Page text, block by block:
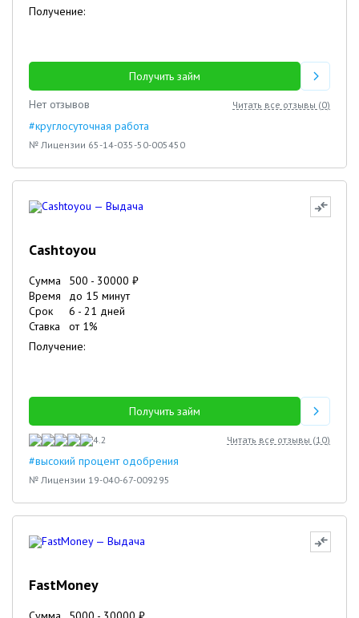
Получение:
Получить займ
Нет отзывов
Читать все отзывы (0)
#круглосуточная работа
№ Лицензии 65-14-035-50-005450
Cashtoyou
Сумма 500 - 30000 ₽
Время
до 15 минут
Срок
6 - 21 дней
Ставка
от 1%
Получение:
Получить займ
4.2 Читать все отзывы (10)
#высокий процент одобрения
№ Лицензии 19-040-67-009295
FastMoney